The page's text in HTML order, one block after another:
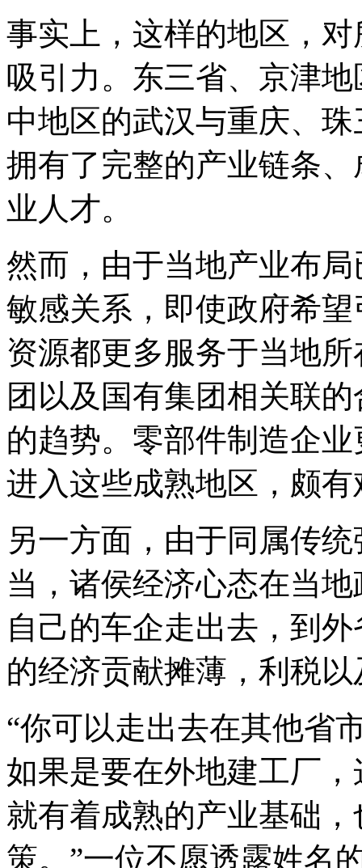
事实上，这样的地区，
吸引力。东三省、京津
中地区的武汉与重庆、
拥有了完整的产业链条
业人才。
然而，由于当地产业布
敏感关系，即使政府希
资源都更多服务于当地
团以及国有集团相关联
的趋势。零部件制造企
进入这些成熟地区，颇有
另一方面，由于同属传
当，诸侯经济心态在当
自己的车企走出去，到
的经济贡献摊薄，利税
“你可以走出去在其他省
如果是要在外地建工厂
就有着成熟的产业基础
策。”一位不愿透露姓名